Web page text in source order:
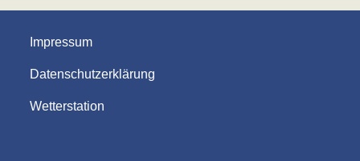
Impressum
Datenschutzerklärung
Wetterstation